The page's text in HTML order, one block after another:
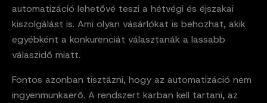
automatizáció lehetővé teszi a hétvégi és éjszakai
kiszolgálást is. Ami olyan vásárlókat is behozhat, akik
egyébként a konkurenciát választanák a lassabb
válaszidő miatt.
Fontos azonban tisztázni, hogy az automatizáció nem
ingyenmunkaerő. A rendszert karban kell tartani, az